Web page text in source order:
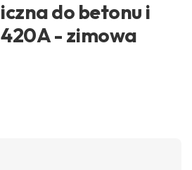
do betonu i
- zimowa